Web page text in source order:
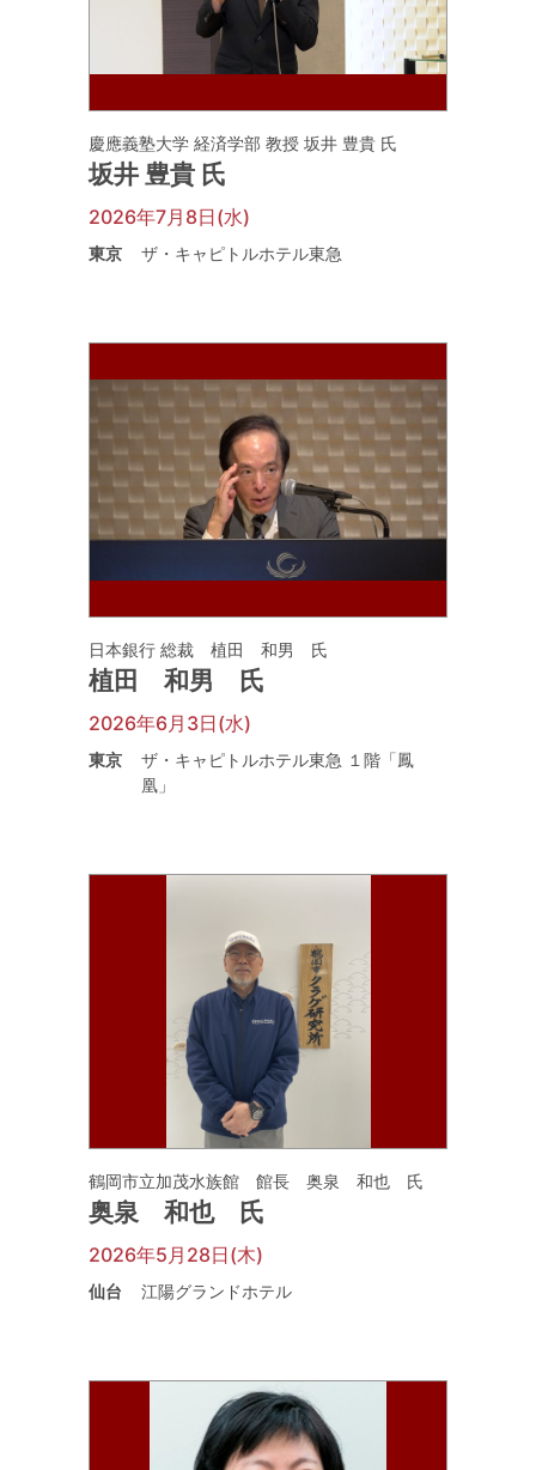
慶應義塾大学 経済学部 教授 坂井 豊貴 氏
坂井 豊貴 氏
2026年7月8日(水)
東京 ザ・キャピトルホテル東急
日本銀行 総裁 植田 和男 氏
植田 和男 氏
2026年6月3日(水)
東京
ザ・キャピトルホテル東急 １階「鳳
凰」
鶴岡市立加茂水族館 館長 奥泉 和也 氏
奥泉 和也 氏
2026年5月28日(木)
仙台 江陽グランドホテル